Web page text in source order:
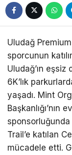
Uludağ
sporcunun
Uludağ’ın
6K’lık
yaşadı. Mint
Trail’e katılan
mücadele etti.